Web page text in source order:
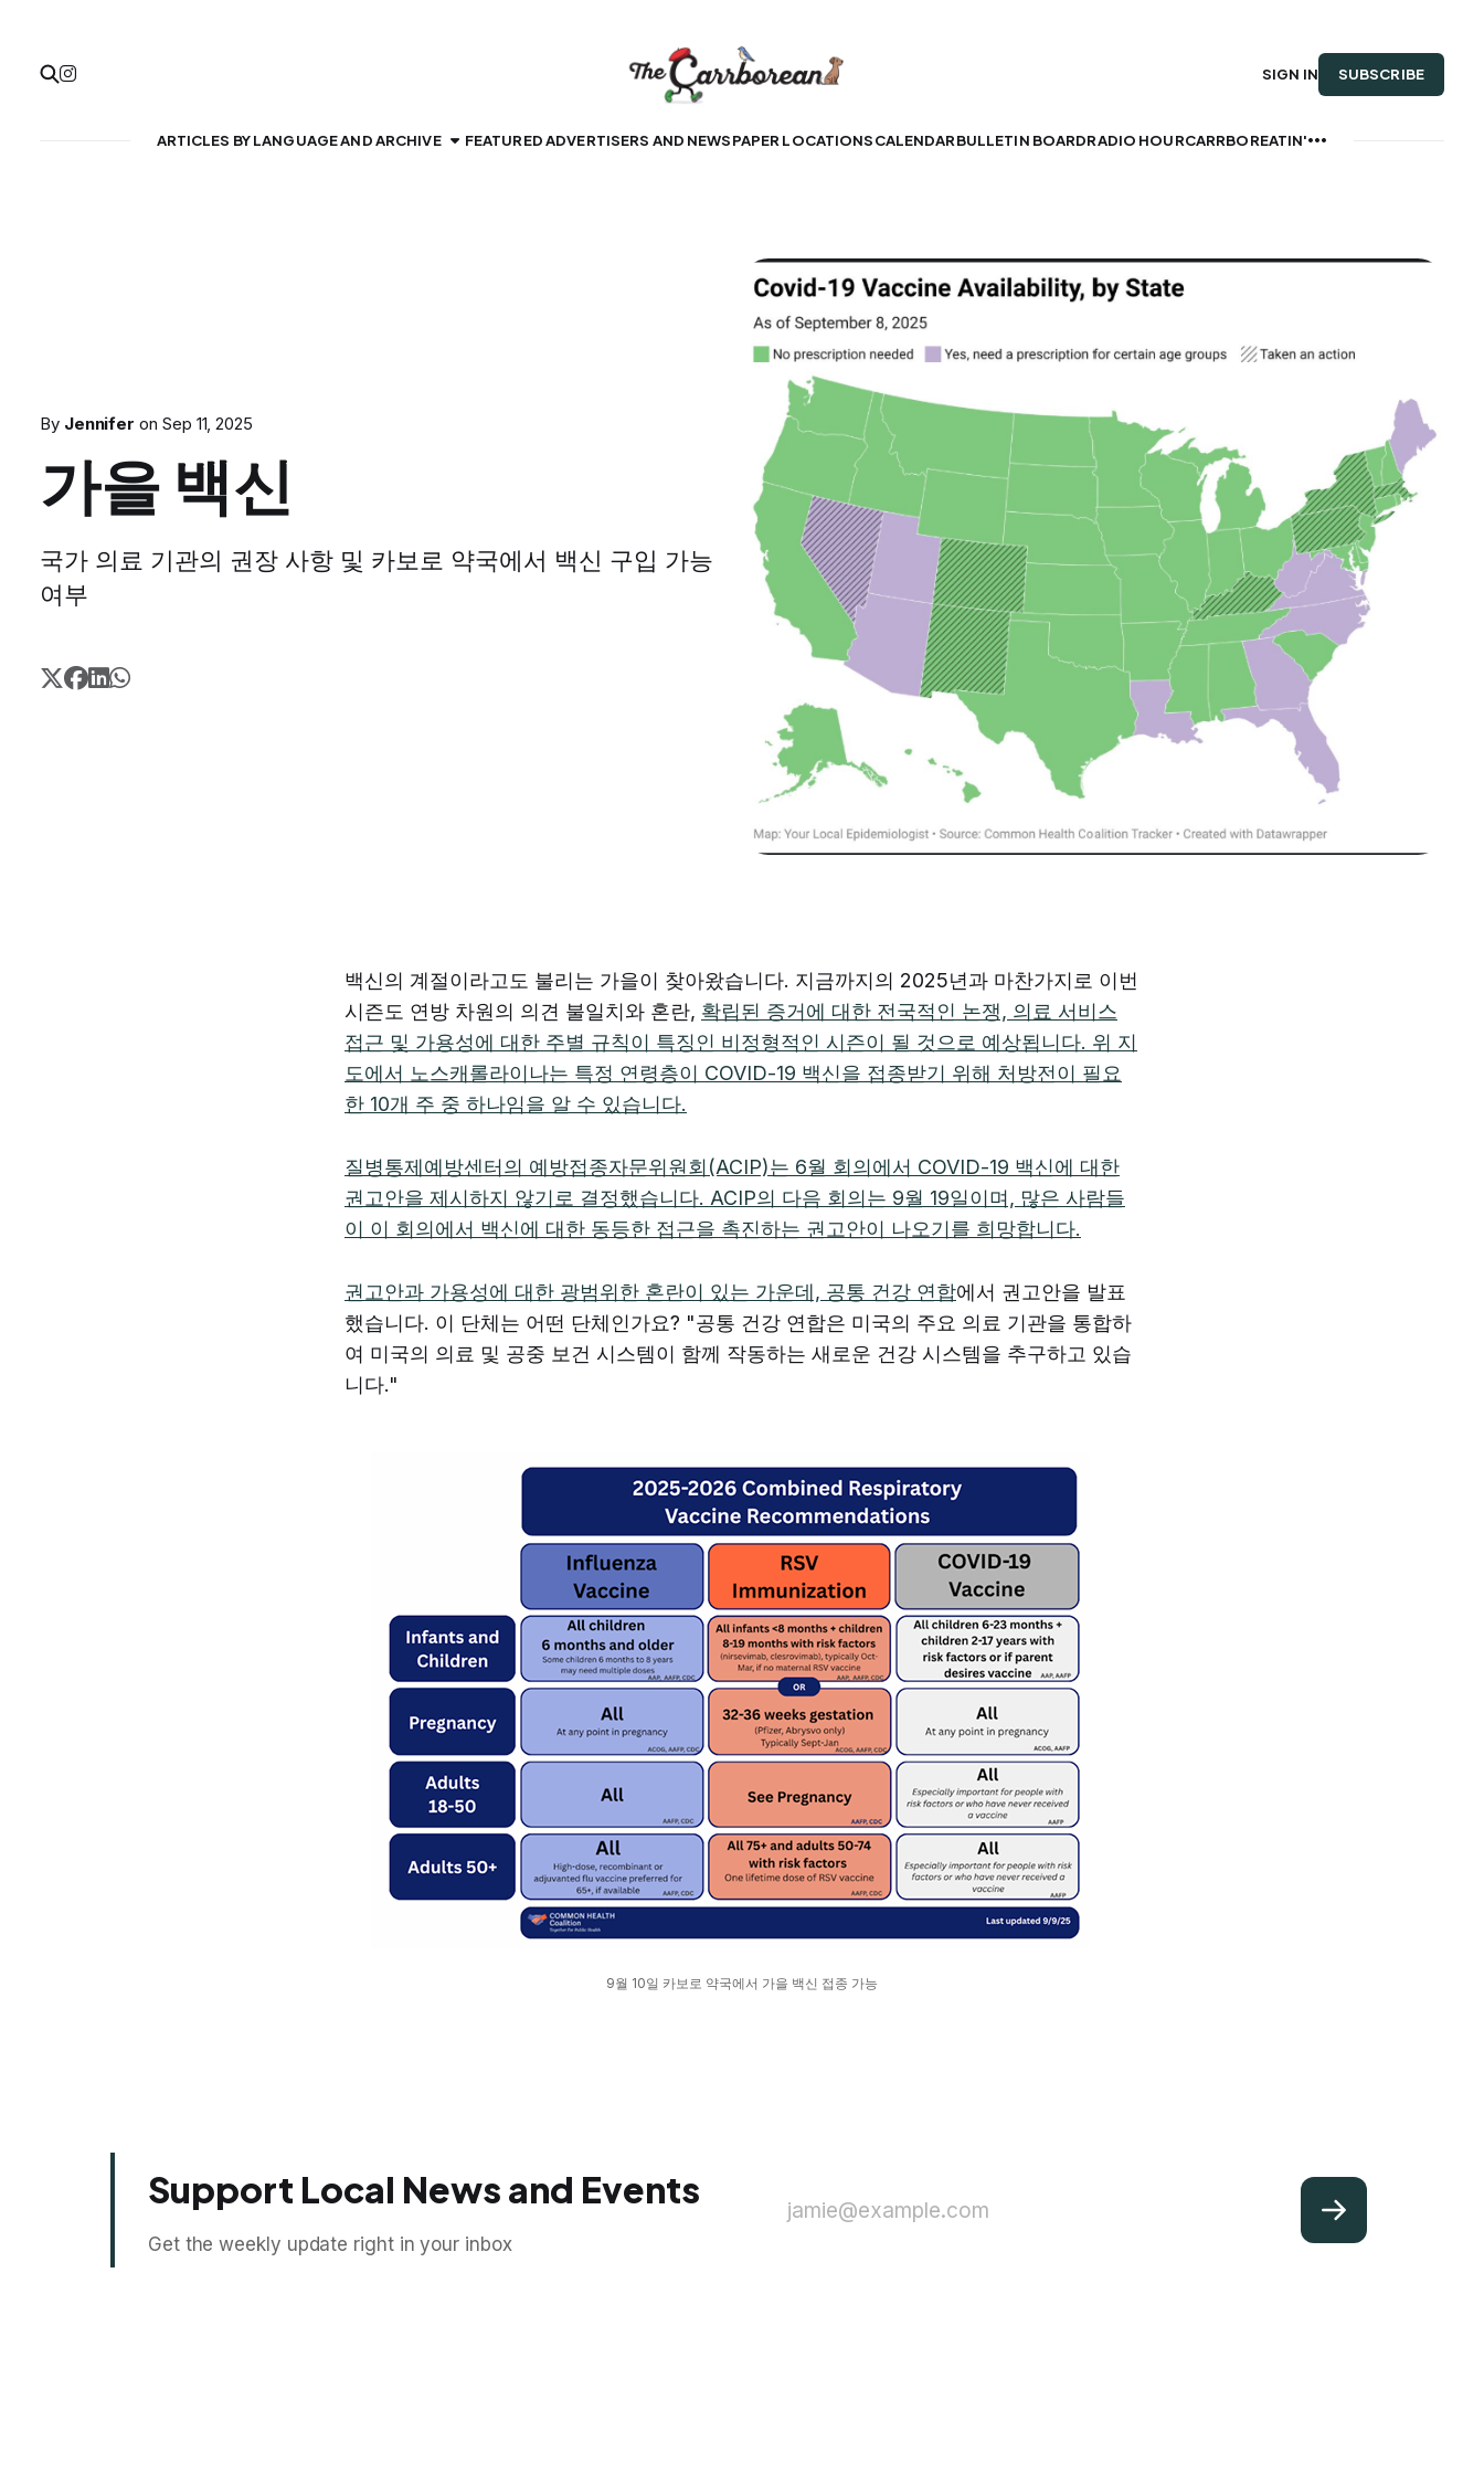
ARTICLES BY LANGUAGE AND ARCHIVE FEATURED ADVERTISERS AND NEWSPAPER LOCATIONSCALENDARBULLETIN BOARDRADIO HOURCARRBOREATIN'
SIGN IN SUBSCRIBE
By Jennifer on Sep 11, 2025
가을 백신
국가 의료 기관의 권장 사항 및 카보로 약국에서 백신 구입 가능
여부
백신의 계절이라고도 불리는 가을이 찾아왔습니다. 지금까지의 2025년과 마찬가지로 이번
시즌도 연방 차원의 의견 불일치와 혼란, 확립된 증거에 대한 전국적인 논쟁, 의료 서비스
접근 및 가용성에 대한 주별 규칙이 특징인 비정형적인 시즌이 될 것으로 예상됩니다. 위 지
도에서 노스캐롤라이나는 특정 연령층이 COVID-19 백신을 접종받기 위해 처방전이 필요
한 10개 주 중 하나임을 알 수 있습니다.
질병통제예방센터의 예방접종자문위원회(ACIP)는 6월 회의에서 COVID-19 백신에 대한
권고안을 제시하지 않기로 결정했습니다. ACIP의 다음 회의는 9월 19일이며, 많은 사람들
이 이 회의에서 백신에 대한 동등한 접근을 촉진하는 권고안이 나오기를 희망합니다.
권고안과 가용성에 대한 광범위한 혼란이 있는 가운데, 공통 건강 연합에서 권고안을 발표
했습니다. 이 단체는 어떤 단체인가요? "공통 건강 연합은 미국의 주요 의료 기관을 통합하
여 미국의 의료 및 공중 보건 시스템이 함께 작동하는 새로운 건강 시스템을 추구하고 있습
니다."
9월 10일 카보로 약국에서 가을 백신 접종 가능
Support Local News and Events
Get the weekly update right in your inbox
jamie@example.com